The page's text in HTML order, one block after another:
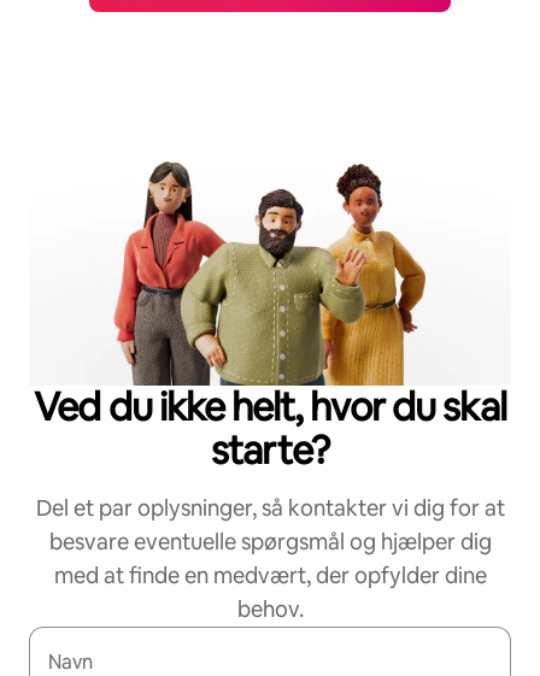
Ved du ikke helt, hvor du skal
starte?
Del et par oplysninger, så kontakter vi dig for at
besvare eventuelle spørgsmål og hjælper dig
med at finde en medvært, der opfylder dine
behov.
Navn